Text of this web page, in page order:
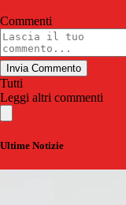
Commenti
Invia Commento
Tutti
Leggi altri commenti
Ultime Notizie